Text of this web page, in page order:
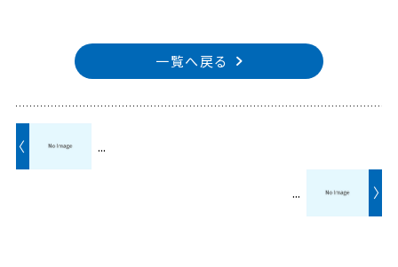
一覧へ戻る
〈 ...
〉
...